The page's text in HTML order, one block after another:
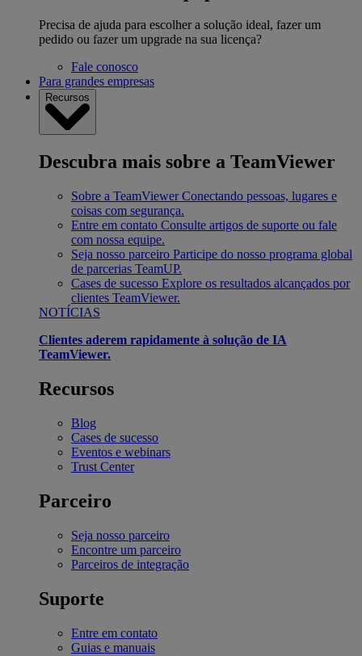
Precisa de ajuda para escolher a solução ideal, fazer um
pedido ou fazer um upgrade na sua licença?
Fale conosco
Para grandes empresas
Recursos
Descubra mais sobre a TeamViewer
Sobre a TeamViewer Conectando pessoas, lugares e
coisas com segurança.
Entre em contato Consulte artigos de suporte ou fale
com nossa equipe.
Seja nosso parceiro Participe do nosso programa global
de parcerias TeamUP.
Cases de sucesso Explore os resultados alcançados por
clientes TeamViewer.
NOTÍCIAS
Clientes aderem rapidamente à solução de IA
TeamViewer.
Recursos
Blog
Cases de sucesso
Eventos e webinars
Trust Center
Parceiro
Seja nosso parceiro
Encontre um parceiro
Parceiros de integração
Suporte
Entre em contato
Guias e manuais